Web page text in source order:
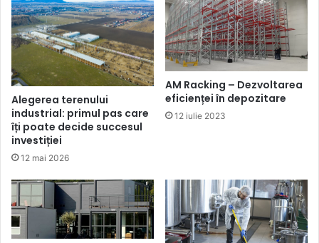
Alegerea terenului
industrial: primul pas care
îți poate decide succesul
investiției
12 mai 2026
AM Racking – Dezvoltarea
eficienței în depozitare
12 iulie 2023